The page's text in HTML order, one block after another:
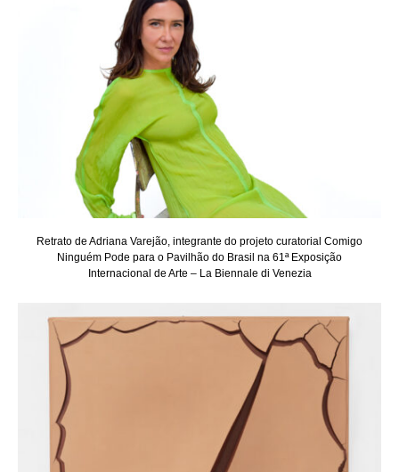
Retrato de Adriana Varejão, integrante do projeto curatorial Comigo
Ninguém Pode para o Pavilhão do Brasil na 61ª Exposição
Internacional de Arte – La Biennale di Venezia